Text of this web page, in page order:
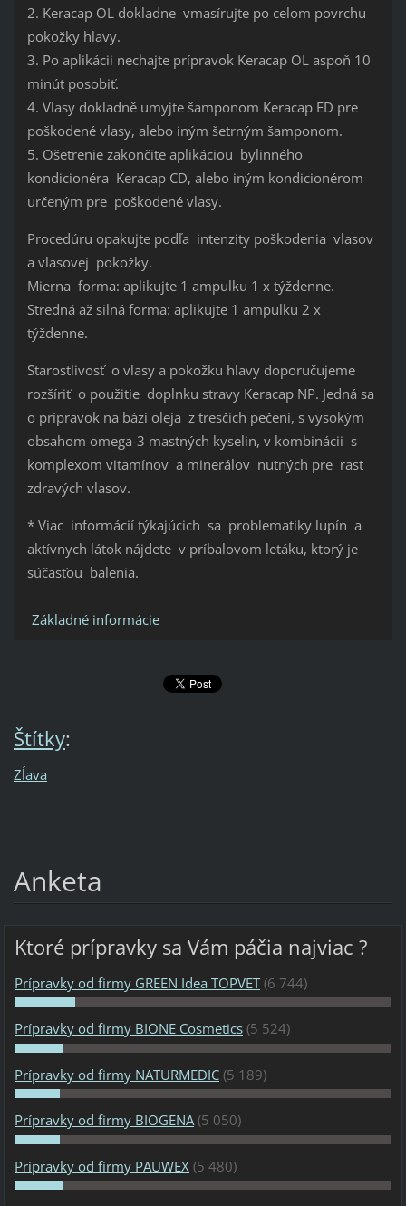
2. Keracap OL dokladne vmasírujte po celom povrchu
pokožky hlavy.
3. Po aplikácii nechajte prípravok Keracap OL aspoň 10
minút posobiť.
4. Vlasy dokladně umyjte šamponom Keracap ED pre
poškodené vlasy, alebo iným šetrným šamponom.
5. Ošetrenie zakončite aplikáciou bylinného
kondicionéra Keracap CD, alebo iným kondicionérom
určeným pre poškodené vlasy.
Procedúru opakujte podľa intenzity poškodenia vlasov
a vlasovej pokožky.
Mierna forma: aplikujte 1 ampulku 1 x týždenne.
Stredná až silná forma: aplikujte 1 ampulku 2 x
týždenne.
Starostlivosť o vlasy a pokožku hlavy doporučujeme
rozšíriť o použitie doplnku stravy Keracap NP. Jedná sa
o prípravok na bázi oleja z tresčích pečení, s vysokým
obsahom omega-3 mastných kyselin, v kombinácii s
komplexom vitamínov a minerálov nutných pre rast
zdravých vlasov.
* Viac informácií týkajúcich sa problematiky lupín a
aktívnych látok nájdete v príbalovom letáku, ktorý je
súčasťou balenia.
Základné informácie
Štítky:
Zĺava
Anketa
Ktoré prípravky sa Vám páčia najviac ?
Prípravky od firmy GREEN Idea TOPVET (6 744)
Prípravky od firmy BIONE Cosmetics (5 524)
Prípravky od firmy NATURMEDIC (5 189)
Prípravky od firmy BIOGENA (5 050)
Prípravky od firmy PAUWEX (5 480)